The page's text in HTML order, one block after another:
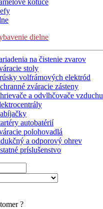
kotúče
dielne
na čistenie zvarov
stoly
volfrámových elektród
zváracie zásteny
a odvlhčovače vzduchu
autobatérií
polohovadlá
a odporový ohrev
príslušenstvo
?